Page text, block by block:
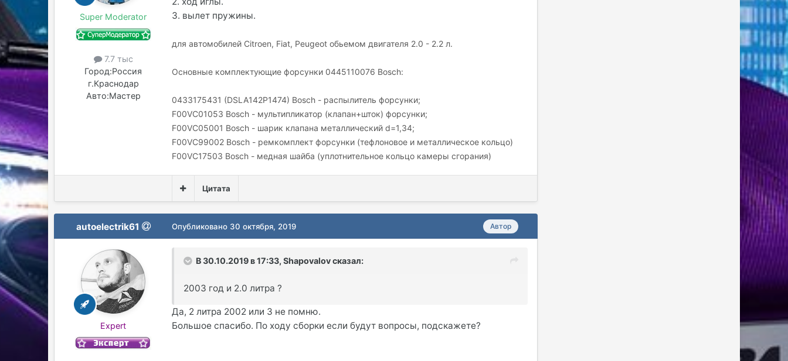
Super Moderator
7.7 тыс
Город:Россия
г.Краснодар
Авто:Мастер
3. вылет пружины.
для автомобилей Citroen, Fiat, Peugeot обьемом двигателя 2.0 - 2.2 л.
Основные комплектующие форсунки 0445110076 Bosch:
0433175431 (DSLA142P1474) Bosch - распылитель форсунки;
F00VC01053 Bosch - мультипликатор (клапан+шток) форсунки;
F00VC05001 Bosch - шарик клапана металлический d=1,34;
F00VC99002 Bosch - ремкомплект форсунки (тефлоновое и металлическое кольцо)
F00VC17503 Bosch - медная шайба (уплотнительное кольцо камеры сгорания)
Цитата
autoelectrik61
Expert
Автор
Опубликовано 30 октября, 2019
В 30.10.2019 в 17:33,Shapovalovсказал:
2003 год и 2.0 литра ?
Да, 2 литра 2002 или 3 не помню.
Большое спасибо. По ходу сборки если будут вопросы, подскажете?